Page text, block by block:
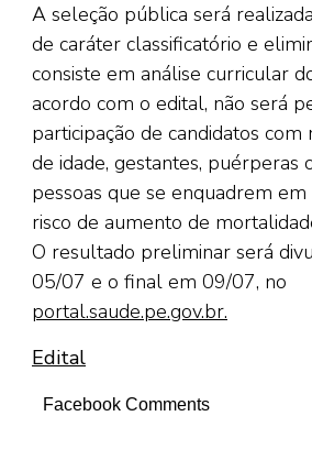
A seleção pública será
de caráter classificatório e
consiste em análise curricular
acordo com o edital, não será
participação de candidatos com
de idade, gestantes, puérperas
pessoas que se enquadrem
risco de aumento de
O resultado preliminar será
05/07 e o final em 09/07, no
portal.saude.pe.gov.br.
Edital
Facebook Comments